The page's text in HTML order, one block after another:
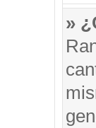
»